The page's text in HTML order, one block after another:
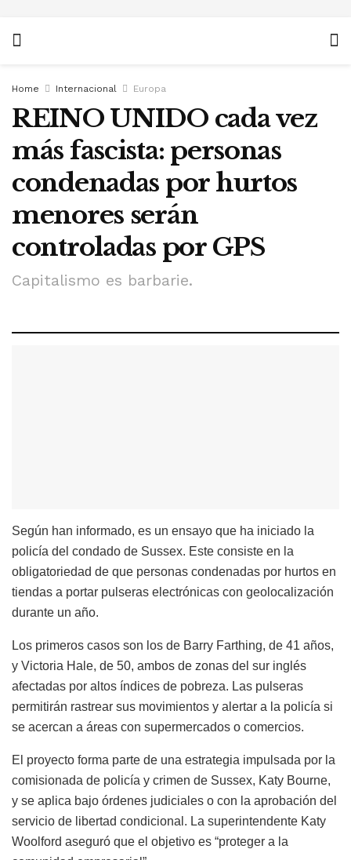
Home Internacional Europa
REINO UNIDO cada vez
más fascista: personas
condenadas por hurtos
menores serán
controladas por GPS
Capitalismo es barbarie.
Según han informado, es un ensayo que ha iniciado la
policía del condado de Sussex. Este consiste en la
obligatoriedad de que personas condenadas por hurtos en
tiendas a portar pulseras electrónicas con geolocalización
durante un año.
Los primeros casos son los de Barry Farthing, de 41 años,
y Victoria Hale, de 50, ambos de zonas del sur inglés
afectadas por altos índices de pobreza. Las pulseras
permitirán rastrear sus movimientos y alertar a la policía si
se acercan a áreas con supermercados o comercios.
El proyecto forma parte de una estrategia impulsada por la
comisionada de policía y crimen de Sussex, Katy Bourne,
y se aplica bajo órdenes judiciales o con la aprobación del
servicio de libertad condicional. La superintendente Katy
Woolford aseguró que el objetivo es “proteger a la